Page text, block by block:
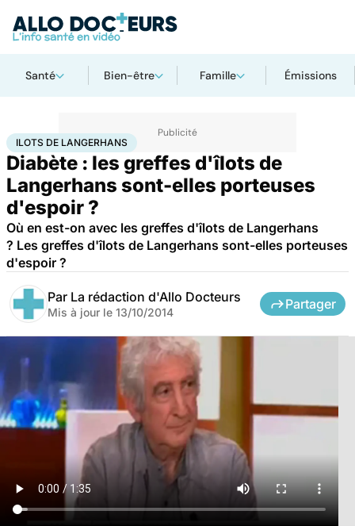
Santé Bien-être Famille Émissions
Accueil SantéIlots de Langerhans
ILOTS DE LANGERHANS
Diabète : les greffes d'îlots de
Langerhans sont-elles porteuses
d'espoir ?
Où en est-on avec les greffes d'îlots de Langerhans
? Les greffes d'îlots de Langerhans sont-elles porteuses
d'espoir ?
Par La rédaction d'Allo Docteurs
Mis à jour le 13/10/2014
Partager